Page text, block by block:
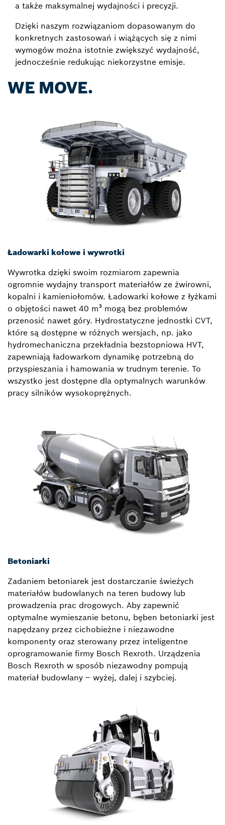
a także maksymalnej wydajności i precyzji.
Dzięki naszym rozwiązaniom dopasowanym do
konkretnych zastosowań i wiążących się z nimi
wymogów można istotnie zwiększyć wydajność,
jednocześnie redukując niekorzystne emisje.
WE MOVE.
Ładowarki kołowe i wywrotki
Wywrotka dzięki swoim rozmiarom zapewnia
ogromnie wydajny transport materiałów ze żwirowni,
kopalni i kamieniołomów. Ładowarki kołowe z łyżkami
o objętości nawet 40 m³ mogą bez problemów
przenosić nawet góry. Hydrostatyczne jednostki CVT,
które są dostępne w różnych wersjach, np. jako
hydromechaniczna przekładnia bezstopniowa HVT,
zapewniają ładowarkom dynamikę potrzebną do
przyspieszania i hamowania w trudnym terenie. To
wszystko jest dostępne dla optymalnych warunków
pracy silników wysokoprężnych.
Betoniarki
Zadaniem betoniarek jest dostarczanie świeżych
materiałów budowlanych na teren budowy lub
prowadzenia prac drogowych. Aby zapewnić
optymalne wymieszanie betonu, bęben betoniarki jest
napędzany przez cichobieżne i niezawodne
komponenty oraz sterowany przez inteligentne
oprogramowanie firmy Bosch Rexroth. Urządzenia
Bosch Rexroth w sposób niezawodny pompują
materiał budowlany – wyżej, dalej i szybciej.